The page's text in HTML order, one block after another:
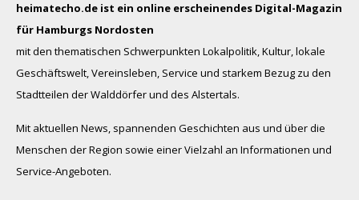
heimatecho.de ist ein online erscheinendes Digital-Magazin
für Hamburgs Nordosten
mit den thematischen Schwerpunkten Lokalpolitik, Kultur, lokale
Geschäftswelt, Vereinsleben, Service und starkem Bezug zu den
Stadtteilen der Walddörfer und des Alstertals.
Mit aktuellen News, spannenden Geschichten aus und über die
Menschen der Region sowie einer Vielzahl an Informationen und
Service-Angeboten.